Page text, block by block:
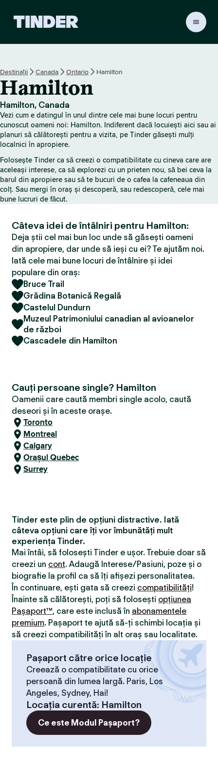
T
i
n
e
r
Destinații Canada Ontario Hamilton
Hamilton
Hamilton, Canada
Vezi cum e datingul în unul dintre cele mai bune locuri pentru
cunoscut oameni noi: Hamilton. Indiferent dacă locuiești aici sau ai
planuri să călătorești pentru a vizita, pe Tinder găsești mulți
localnici în apropiere.
Folosește Tinder ca să creezi o compatibilitate cu cineva care are
aceleași interese, ca să explorezi cu un prieten nou, să bei ceva la
barul din apropiere sau să te bucuri de o cafea la cafeneaua din
colț. Sau mergi în oraș și descoperă, sau redescoperă, cele mai
bune lucruri de făcut.
Câteva idei de întâlniri pentru Hamilton:
Deja știi cel mai bun loc unde să găsești oameni
din apropiere, dar unde să ieși cu ei? Te ajutăm noi.
Iată cele mai bune locuri de întâlnire și idei
populare din oraș:
Bruce Trail
Grădina Botanică Regală
Castelul Dundurn
Muzeul Patrimoniului canadian al avioanelor
de război
Cascadele din Hamilton
Cauți persoane single? Hamilton
Oamenii care caută membri single acolo, caută
deseori și în aceste orașe.
Toronto
Montreal
Calgary
Orașul Quebec
Surrey
Tinder este plin de opțiuni distractive. Iată
câteva opțiuni care îți vor îmbunătăți mult
experiența Tinder.
Mai întâi, să folosești Tinder e ușor. Trebuie doar să
creezi un cont. Adaugă Interese/Pasiuni, poze și o
biografie la profil ca să îți afișezi personalitatea.
În continuare, ești gata să creezi compatibilităţi!
Înainte să călătorești, poți să folosești opțiunea
Pașaport™, care este inclusă în abonamentele
premium. Pașaport te ajută să-ți schimbi locația și
să creezi compatibilităţi în alt oraș sau localitate.
Pașaport către orice locație
Creează o compatibilitate cu orice
persoană din lumea largă. Paris, Los
Angeles, Sydney, Hai!
Locaţia curentă: Hamilton
Ce este Modul Pașaport?